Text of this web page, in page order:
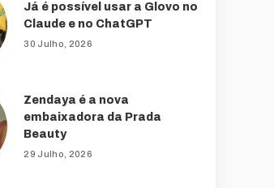
Já é possível usar a Glovo no
Claude e no ChatGPT
30 Julho, 2026
Zendaya é a nova
embaixadora da Prada
Beauty
29 Julho, 2026